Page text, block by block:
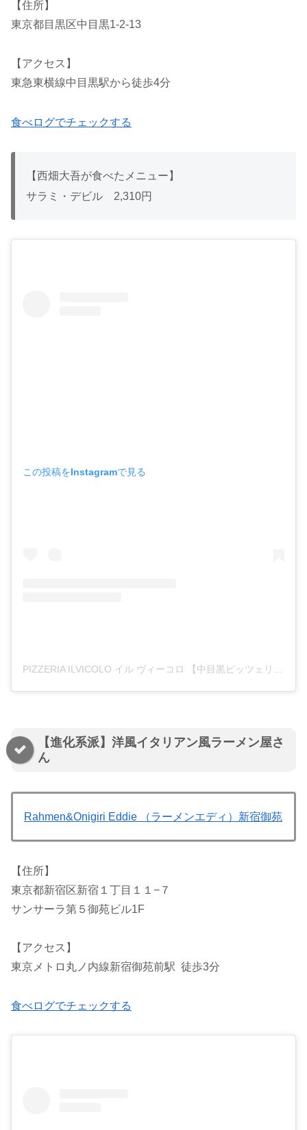
【住所】
東京都目黒区中目黒1-2-13
【アクセス】
東急東横線中目黒駅から徒歩4分
食べログでチェックする
【西畑大吾が食べたメニュー】
サラミ・デビル 2,310円
この投稿をInstagramで見る
PIZZERIA ILVICOLO イル ヴィーコロ 【中目黒ピッツェリア】(@ilvicolo_nakameguro)がシェアした投稿
【進化系派】洋風イタリアン風ラーメン屋さ
ん
Rahmen&Onigiri Eddie （ラーメンエディ）新宿御苑
【住所】
東京都新宿区新宿１丁目１１−７
サンサーラ第５御苑ビル1F
【アクセス】
東京メトロ丸ノ内線新宿御苑前駅 徒歩3分
食べログでチェックする